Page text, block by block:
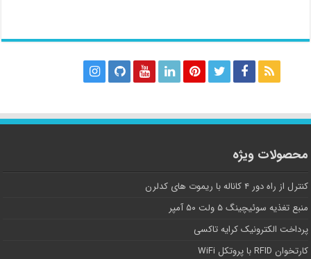
محصولات ویژه
کنترل از راه دور ۴ کاناله با ریموت های کدلرن
منبع تغذیه سوئیچینگ ۵ ولت ۵۰ آمپر
پرداخت الکترونیک کرایه تاکسی
کارتخوان RFID با پروتکل WiFi